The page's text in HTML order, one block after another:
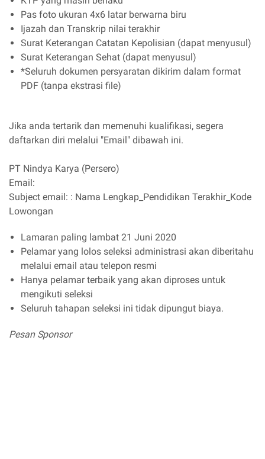
Pas foto ukuran 4x6 latar berwarna biru
Ijazah dan Transkrip nilai terakhir
Surat Keterangan Catatan Kepolisian (dapat menyusul)
Surat Keterangan Sehat (dapat menyusul)
*Seluruh dokumen persyaratan dikirim dalam format
PDF (tanpa ekstrasi file)
Jika anda tertarik dan memenuhi kualifikasi, segera
daftarkan diri melalui "Email" dibawah ini.
PT Nindya Karya (Persero)
Email:
Subject email: : Nama Lengkap_Pendidikan Terakhir_Kode
Lowongan
Lamaran paling lambat 21 Juni 2020
Pelamar yang lolos seleksi administrasi akan diberitahu
melalui email atau telepon resmi
Hanya pelamar terbaik yang akan diproses untuk
mengikuti seleksi
Seluruh tahapan seleksi ini tidak dipungut biaya.
Pesan Sponsor